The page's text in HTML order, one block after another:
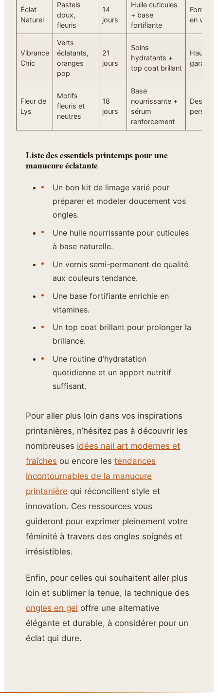
Éclat
Naturel
Pastels
doux,
fleuris
14
jours
Huile cuticules
+ base
fortifiante
Formule
en
Vibrance
Chic
Verts
éclatants,
oranges
pop
21
jours
Soins
hydratants +
top coat brillant
Haute
garantie
Fleur de
Lys
Motifs
fleuris et
neutres
18
jours
Base
nourrissante +
sérum
renforcement
Designs
Liste des essentiels printemps pour une
manucure éclatante
Un bon kit de limage varié pour
préparer et modeler doucement vos
ongles.
Une huile nourrissante pour cuticules
à base naturelle.
Un vernis semi-permanent de qualité
aux couleurs tendance.
Une base fortifiante enrichie en
vitamines.
Un top coat brillant pour prolonger la
brillance.
Une routine d’hydratation
quotidienne et un apport nutritif
suffisant.
Pour aller plus loin dans vos inspirations
printanières, n’hésitez pas à découvrir les
nombreuses idées nail art modernes et
fraîches ou encore lestendances
incontournables de la manucure
printanière qui réconcilient style et
innovation. Ces ressources vous
guideront pour exprimer pleinement votre
féminité à travers des ongles soignés et
irrésistibles.
Enfin, pour celles qui souhaitent aller plus
loin et sublimer la tenue, la technique des
ongles en gel offre une alternative
élégante et durable, à considérer pour un
éclat qui dure.